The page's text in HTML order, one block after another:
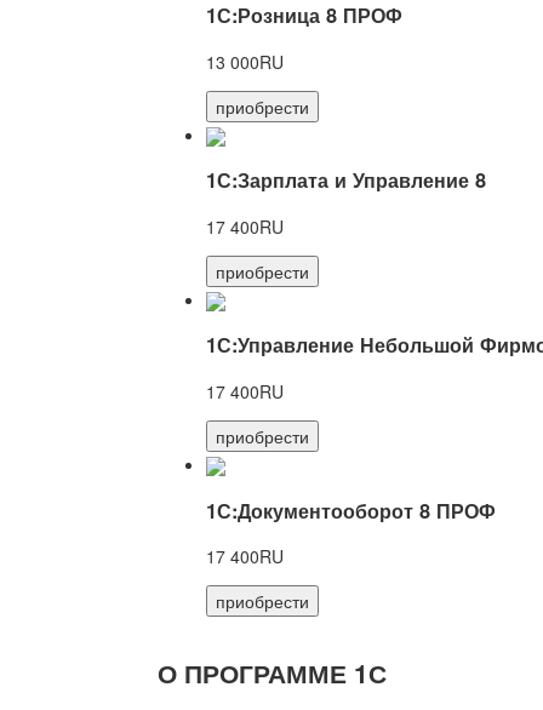
1С:Розница 8 ПРОФ
13 000RU
приобрести
1С:Зарплата и Управление 8
17 400RU
приобрести
1С:Управление Небольшой
17 400RU
приобрести
1С:Документооборот 8 ПРОФ
17 400RU
приобрести
О ПРОГРАММЕ 1С